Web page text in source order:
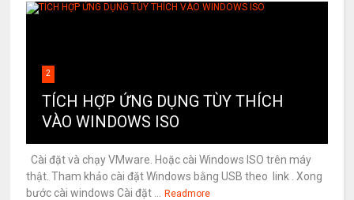
2
TÍCH HỢP ỨNG DỤNG TÙY THÍCH
VÀO WINDOWS ISO
Cài đặt và chạy VMware. Hoặc cài Windows ISO trên máy
thật. Tham khảo cài đặt Windows bằng USB theo link . Xong
bước cài windows Cài đặt ...
Readmore